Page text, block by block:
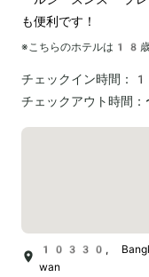
も便利です！
※こちらのホテルは 18
チェックイン時間：
チェックアウト時間：
10330,
wan